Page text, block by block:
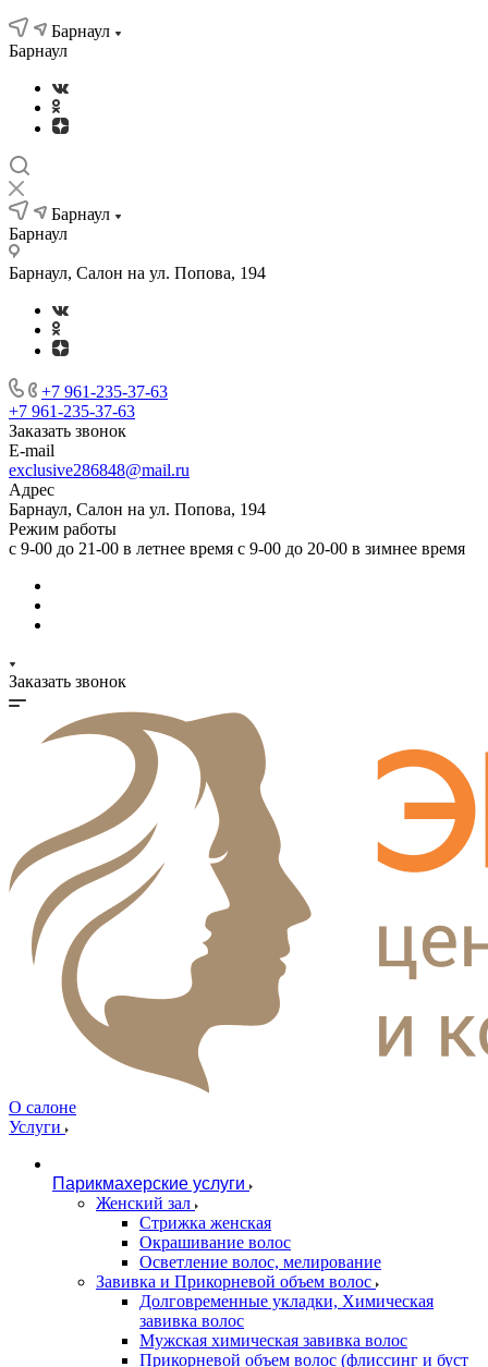
Барнаул
Барнаул
Барнаул
Барнаул
Барнаул, Салон на ул. Попова, 194
+7 961-235-37-63
+7 961-235-37-63
Заказать звонок
E-mail
exclusive286848@mail.ru
Адрес
Барнаул, Салон на ул. Попова, 194
Режим работы
с 9-00 до 21-00 в летнее время с 9-00 до 20-00 в зимнее время
Заказать звонок
О салоне
Услуги
Парикмахерские услуги
Женский зал
Стрижка женская
Окрашивание волос
Осветление волос, мелирование
Завивка и Прикорневой объем волос
Долговременные укладки, Химическая
завивка волос
Мужская химическая завивка волос
Прикорневой объем волос (флиссинг и буст